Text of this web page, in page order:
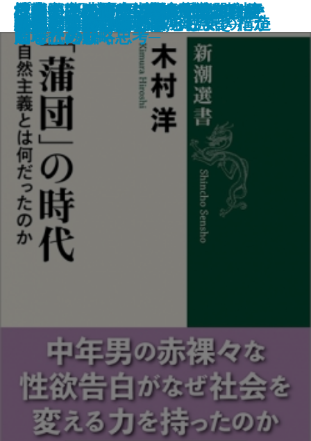
海軍士官たちの太平洋戦争
弁慶─創られた豪傑─
社会が壊れるその前に―メアリ・
ダグラスの人類学―
蕪村─「日常の美」の発見者─
日本人の精神II 「おのずから」
の歴史意識
日本人はなぜ家で靴を脱ぐのか─
土足禁止の精神史─
日本人の精神I 権威と空気の構造
日本──没落か再生か─時代精神と
アニマルスピリッツ─
日本史はいかに物語られてきたか
楔形文字が語る古代オリエント─
都市と文明の興亡史─
「蒲団」の時代─自然主義とは何
だったのか─
プーチンの歴史認識─隠された意
図を読み解く─
危機の三十年─冷戦後秩序はなぜ
崩壊したか─
私の明治時代史
私の幕末維新史
悪党たちのソ連帝国
百年の短歌
論争 大坂の陣
地経学とは何か─経済が武器化す
る時代の戦略思考─
90歳、男のひとり暮らし